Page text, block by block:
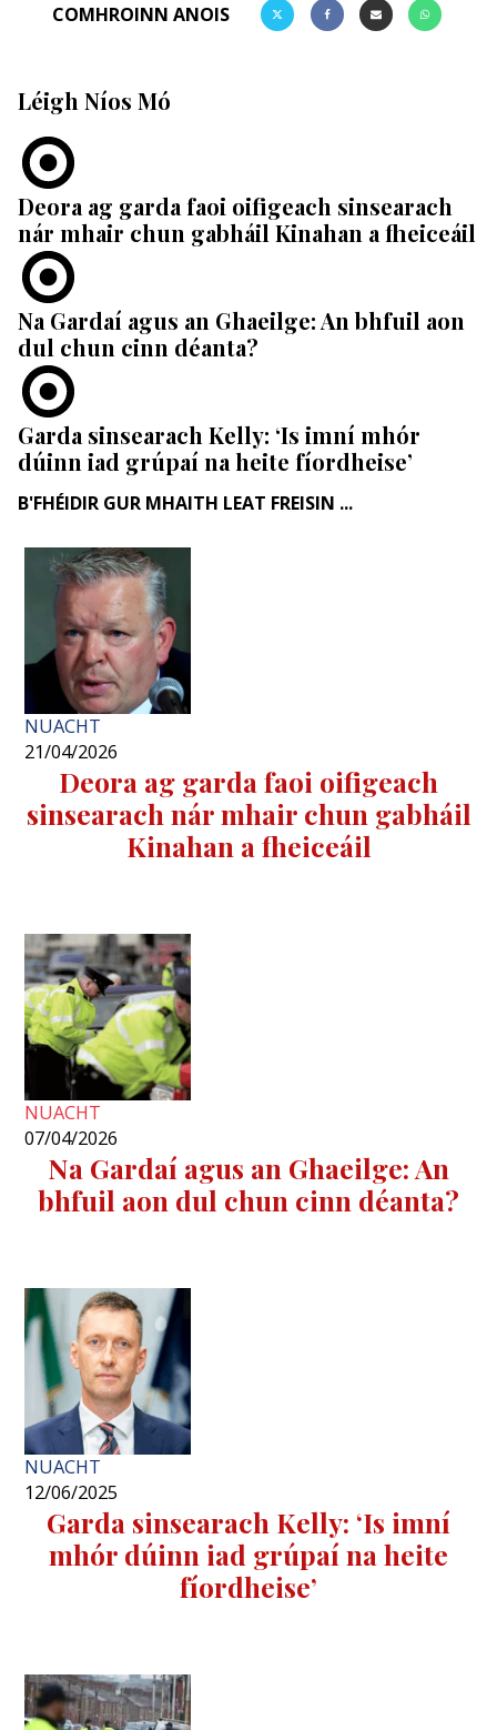
COMHROINN ANOIS
Léigh Níos Mó
Deora ag garda faoi oifigeach sinsearach
nár mhair chun gabháil Kinahan a fheiceáil
Na Gardaí agus an Ghaeilge: An bhfuil aon
dul chun cinn déanta?
Garda sinsearach Kelly: ‘Is imní mhór
dúinn iad grúpaí na heite fíordheise’
B'FHÉIDIR GUR MHAITH LEAT FREISIN ...
NUACHT
21/04/2026
Deora ag garda faoi oifigeach
sinsearach nár mhair chun gabháil
Kinahan a fheiceáil
NUACHT
07/04/2026
Na Gardaí agus an Ghaeilge: An
bhfuil aon dul chun cinn déanta?
NUACHT
12/06/2025
Garda sinsearach Kelly: ‘Is imní
mhór dúinn iad grúpaí na heite
fíordheise’